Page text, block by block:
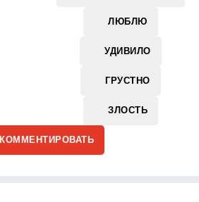
ЛЮБЛЮ
УДИВИЛО
ГРУСТНО
ЗЛОСТЬ
КОММЕНТИРОВАТЬ